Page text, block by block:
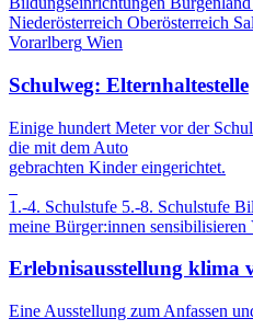
Niederösterreich Oberösterreich
Vorarlberg Wien
Schulweg: Elternhaltestelle
Einige hundert Meter vor der
die mit dem Auto
gebrachten Kinder eingerichtet.
1.-4. Schulstufe 5.-8. Schulstufe
meine Bürger:innen sensibilisieren
Erlebnisausstellung klima
Eine Ausstellung zum Anfassen